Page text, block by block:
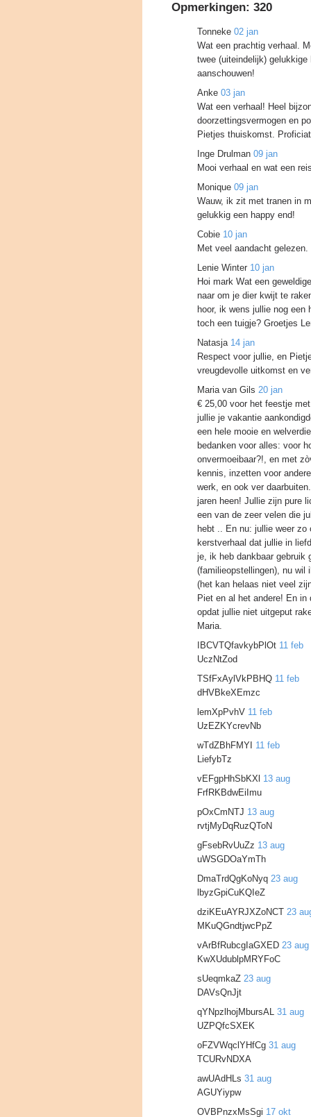
Opmerkingen: 320
Tonneke 02 jan
Wat een prachtig verhaal.
twee (uiteindelijk)
aanschouwen!
Anke 03 jan
Wat een verhaal! Heel
doorzettingsvermogen en
Pietjes thuiskomst.
Inge Drulman 09 jan
Mooi verhaal en wat een
Monique 09 jan
Wauw, ik zit met tranen in
gelukkig een happy end!
Cobie 10 jan
Met veel aandacht
Lenie Winter 10 jan
Hoi mark Wat een
naar om je dier kwijt te
hoor, ik wens jullie nog
toch een tuigje? Groetjes
Natasja 14 jan
Respect voor jullie, en
vreugdevolle uitkomst en
Maria van Gils 20 jan
€ 25,00 voor het feestje
jullie je vakantie
een hele mooie en
bedanken voor alles: voor
onvermoeibaar?!, en met
kennis, inzetten voor
werk, en ook ver
jaren heen! Jullie zijn pure
een van de zeer velen die
hebt .. En nu: jullie weer
kerstverhaal dat jullie in
je, ik heb dankbaar gebruik
(familieopstellingen), nu wil
(het kan helaas niet veel
Piet en al het andere! En
opdat jullie niet uitgeput
Maria.
IBCVTQfavkybPlOt 11 feb
UczNtZod
TSfFxAylVkPBHQ 11 feb
dHVBkeXEmzc
lemXpPvhV 11 feb
UzEZKYcrevNb
wTdZBhFMYI 11 feb
LiefybTz
vEFgpHhSbKXl 13 aug
FrfRKBdwEiImu
pOxCmNTJ 13 aug
rvtjMyDqRuzQToN
gFsebRvUuZz 13 aug
uWSGDOaYmTh
DmaTrdQgKoNyq 23 aug
lbyzGpiCuKQIeZ
dziKEuAYRJXZoNCT 23
MKuQGndtjwcPpZ
vArBfRubcgIaGXED 23 aug
KwXUdublpMRYFoC
sUeqmkaZ 23 aug
DAVsQnJjt
qYNpzlhojMbursAL 31 aug
UZPQfcSXEK
oFZVWqclYHfCg 31 aug
TCURvNDXA
awUAdHLs 31 aug
AGUYiypw
OVBPnzxMsSgi 17 okt